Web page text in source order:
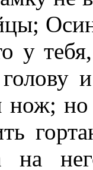
у
нож;
на